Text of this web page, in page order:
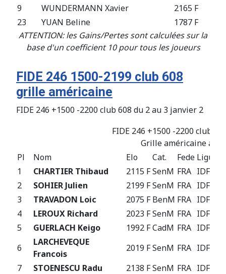
9
WUNDERMANN Xavier 2165 F
23
YUAN Beline 1787 F
ATTENTION: les Gains/Pertes sont calculées sur la
base d'un coefficient 10 pour tous les joueurs
FIDE 246 1500-2199 club 608
grille américaine
FIDE 246 +1500 -2200 club 608 du 2 au 3 janvier 2
FIDE 246 +1500 -2200 club
Grille américaine
Pl
Nom Elo Cat. Fede Ligue
1
CHARTIER Thibaud 2115 FSenM FRA IDF
2
SOHIER Julien 2199 FSenM FRA IDF
3
TRAVADON Loic 2075 F BenM FRA IDF
4
LEROUX Richard 2023 FSenM FRA IDF
5
GUERLACH Keigo 1992 FCadM FRA IDF
6
LARCHEVEQUE
Francois
2019 FSenM FRA IDF
7
STOENESCU Radu 2138 FSenM FRA IDF